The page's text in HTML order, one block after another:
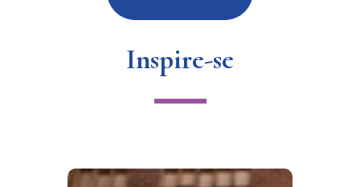
Inspire-se